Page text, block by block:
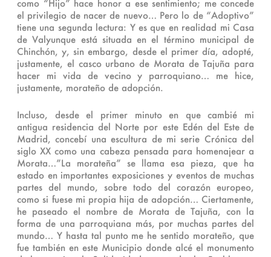
como “Hijo” hace honor a ese sentimiento; me concede
el privilegio de nacer de nuevo… Pero lo de “Adoptivo”
tiene una segunda lectura: Y es que en realidad mi Casa
de Valyunque está situada en el término municipal de
Chinchón, y, sin embargo, desde el primer día, adopté,
justamente, el casco urbano de Morata de Tajuña para
hacer mi vida de vecino y parroquiano… me hice,
justamente, morateño de adopción.
Incluso, desde el primer minuto en que cambié mi
antigua residencia del Norte por este Edén del Este de
Madrid, concebí una escultura de mi serie Crónica del
siglo XX como una cabeza pensada para homenajear a
Morata…”La morateña” se llama esa pieza, que ha
estado en importantes exposiciones y eventos de muchas
partes del mundo, sobre todo del corazón europeo,
como si fuese mi propia hija de adopción… Ciertamente,
he paseado el nombre de Morata de Tajuña, con la
forma de una parroquiana más, por muchas partes del
mundo… Y hasta tal punto me he sentido morateño, que
fue también en este Municipio donde alcé el monumento